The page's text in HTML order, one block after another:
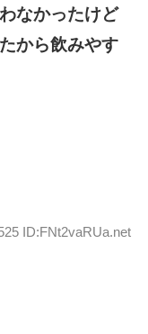
なかったけど
から飲みやす
ID:FNt2vaRUa.net